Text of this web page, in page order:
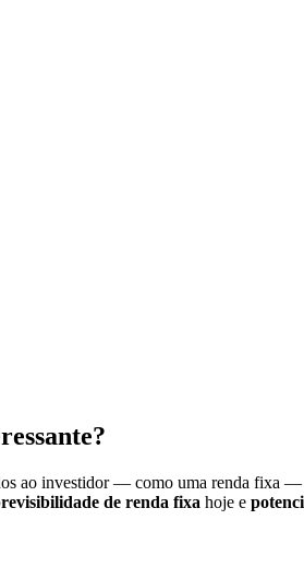
ao investidor — como uma renda fixa
de renda fixa hoje e